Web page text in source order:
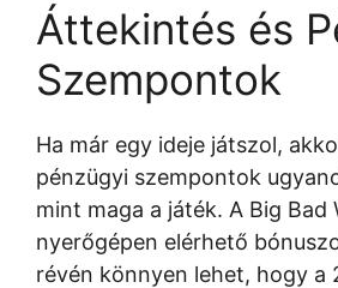
Áttekintés és
Szempontok
Ha már egy ideje játszol,
pénzügyi szempontok
mint maga a játék. A Big Bad
nyerőgépen elérhető
révén könnyen lehet, hogy a